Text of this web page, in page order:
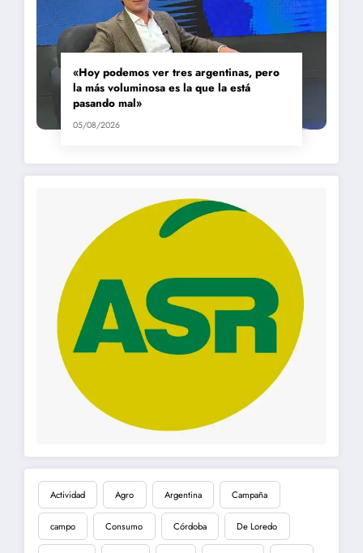
«Hoy podemos ver tres argentinas, pero
la más voluminosa es la que la está
pasando mal»
05/08/2026
Actividad Agro Argentina Campaña
campo Consumo Córdoba De Loredo